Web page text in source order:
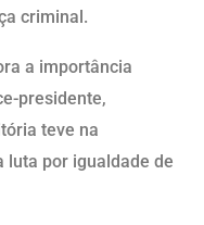
criminal.
a importância
presidente,
teve na
luta por igualdade de